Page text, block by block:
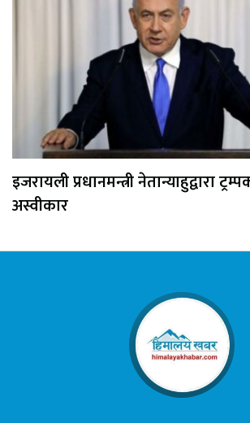
इजरायली प्रधानमन्त्री नेतान्याहुद्वारा
अस्वीकार